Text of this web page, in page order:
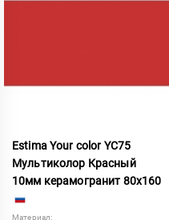
Estima Your color YC75
Мультиколор Красный
10мм керамогранит 80x160
Материал: